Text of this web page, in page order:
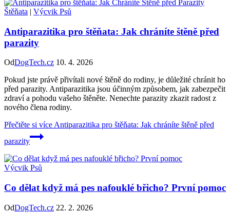
Štěňata | Výcvik Psů
Antiparazitika pro štěňata: Jak chráníte štěně před
parazity
OdDogTech.cz 10. 4. 2026
Pokud jste právě přivítali nové štěně do rodiny, je důležité chránit ho
před parazity. Antiparazitika jsou účinným způsobem, jak zabezpečit
zdraví a pohodu vašeho štěněte. Nenechte parazity zkazit radost z
nového člena rodiny.
Přečtěte si více Antiparazitika pro štěňata: Jak chráníte štěně před
parazity
Výcvik Psů
Co dělat když má pes nafouklé břicho? První pomoc
OdDogTech.cz 22. 2. 2026